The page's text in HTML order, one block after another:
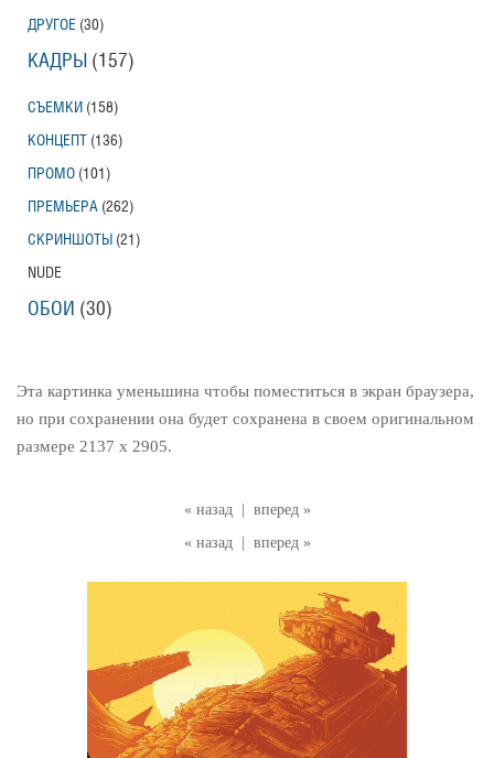
« назад
вперед »
« назад
вперед »
Эта картинка уменьшина чтобы поместиться в экран браузера,
но при сохранении она будет сохранена в своем оригинальном
размере 2137 x 2905.
ДРУГОЕ (30)
КАДРЫ (157)
СЪЕМКИ (158)
КОНЦЕПТ (136)
ПРОМО (101)
ПРЕМЬЕРА (262)
СКРИНШОТЫ (21)
NUDE
ОБОИ (30)